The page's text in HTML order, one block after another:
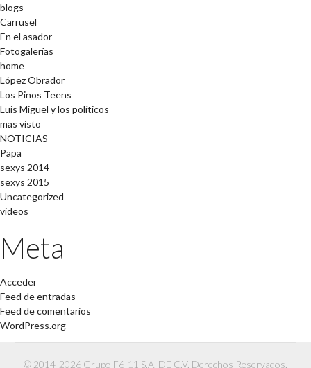
blogs
Carrusel
En el asador
Fotogalerías
home
López Obrador
Los Pinos Teens
Luis Miguel y los políticos
mas visto
NOTICIAS
Papa
sexys 2014
sexys 2015
Uncategorized
videos
Meta
Acceder
Feed de entradas
Feed de comentarios
WordPress.org
© 2014-2026 Grupo F6-11 S.A. DE C.V. Derechos Reservados.